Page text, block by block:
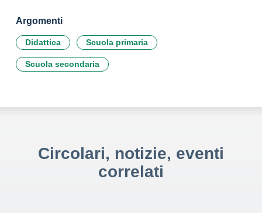
Argomenti
Didattica Scuola primaria
Scuola secondaria
Circolari, notizie, eventi
correlati